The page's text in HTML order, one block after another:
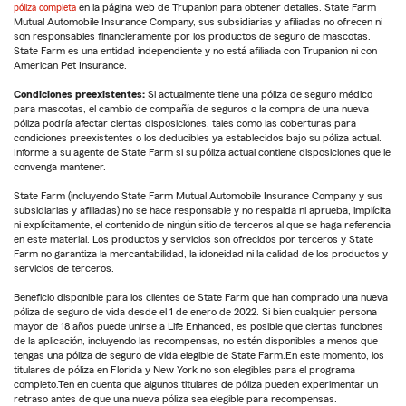
póliza completa en la página web de Trupanion para obtener detalles. State Farm
Mutual Automobile Insurance Company, sus subsidiarias y afiliadas no ofrecen ni
son responsables financieramente por los productos de seguro de mascotas.
State Farm es una entidad independiente y no está afiliada con Trupanion ni con
American Pet Insurance.
Condiciones preexistentes: Si actualmente tiene una póliza de seguro médico
para mascotas, el cambio de compañía de seguros o la compra de una nueva
póliza podría afectar ciertas disposiciones, tales como las coberturas para
condiciones preexistentes o los deducibles ya establecidos bajo su póliza actual.
Informe a su agente de State Farm si su póliza actual contiene disposiciones que le
convenga mantener.
State Farm (incluyendo State Farm Mutual Automobile Insurance Company y sus
subsidiarias y afiliadas) no se hace responsable y no respalda ni aprueba, implícita
ni explícitamente, el contenido de ningún sitio de terceros al que se haga referencia
en este material. Los productos y servicios son ofrecidos por terceros y State
Farm no garantiza la mercantabilidad, la idoneidad ni la calidad de los productos y
servicios de terceros.
Beneficio disponible para los clientes de State Farm que han comprado una nueva
póliza de seguro de vida desde el 1 de enero de 2022. Si bien cualquier persona
mayor de 18 años puede unirse a Life Enhanced, es posible que ciertas funciones
de la aplicación, incluyendo las recompensas, no estén disponibles a menos que
tengas una póliza de seguro de vida elegible de State Farm.En este momento, los
titulares de póliza en Florida y New York no son elegibles para el programa
completo.Ten en cuenta que algunos titulares de póliza pueden experimentar un
retraso antes de que una nueva póliza sea elegible para recompensas.